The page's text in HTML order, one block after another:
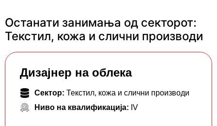
Останати занимања од секторот:
Текстил, кожа и слични производи
Дизајнер на облека
Сектор: Текстил, кожа и слични производи
Ниво на квалификација: IV